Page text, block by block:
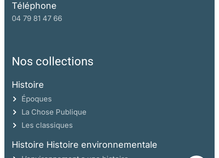
Téléphone
04 79 81 47 66
Nos collections
Histoire
Époques
La Chose Publique
Les classiques
Histoire Histoire environnementale